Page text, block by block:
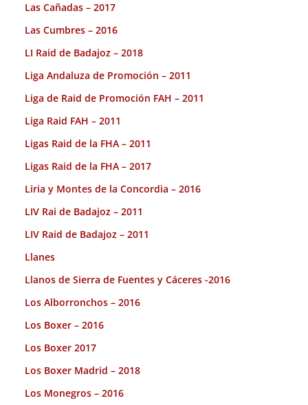
Las Cañadas – 2017
Las Cumbres – 2016
LI Raid de Badajoz – 2018
Liga Andaluza de Promoción – 2011
Liga de Raid de Promoción FAH – 2011
Liga Raid FAH – 2011
Ligas Raid de la FHA – 2011
Ligas Raid de la FHA – 2017
Liria y Montes de la Concordia – 2016
LIV Rai de Badajoz – 2011
LIV Raid de Badajoz – 2011
Llanes
Llanos de Sierra de Fuentes y Cáceres -2016
Los Alborronchos – 2016
Los Boxer – 2016
Los Boxer 2017
Los Boxer Madrid – 2018
Los Monegros – 2016